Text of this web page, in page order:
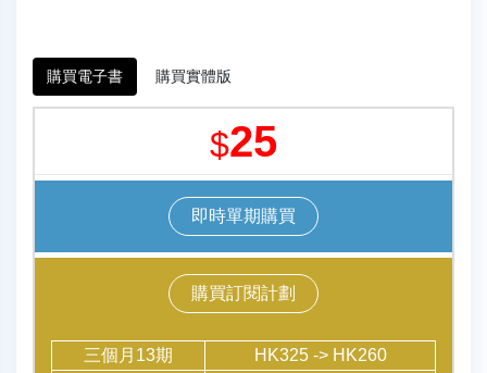
購買電子書 購買實體版
$25
即時單期購買
購買訂閱計劃
三個月13期
HK325 -> HK260